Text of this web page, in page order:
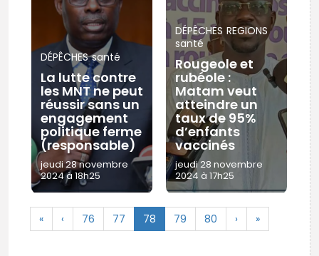
© Copyright 2025, APS
DÉPÊCHES santé
La lutte contre
les MNT ne peut
réussir sans un
engagement
politique ferme
(responsable)
jeudi 28 novembre
2024 à 18h25
DÉPÊCHES REGIONS
santé
Rougeole et
rubéole :
Matam veut
atteindre un
taux de 95%
d’enfants
vaccinés
jeudi 28 novembre
2024 à 17h25
« ‹ 76 77 78 79 80 › »